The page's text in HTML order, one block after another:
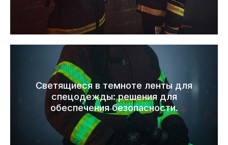
Светящиеся в темноте ленты для
спецодежды: решения для
обеспечения безопасности.